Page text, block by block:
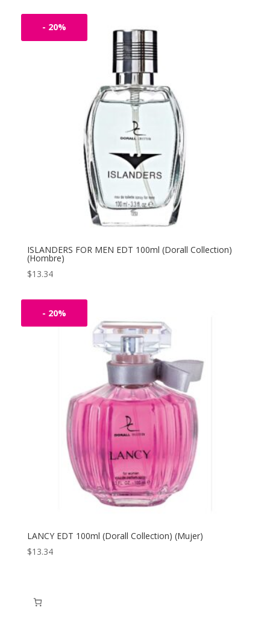
- 20%
ISLANDERS FOR MEN EDT 100ml (Dorall Collection)
(Hombre)
$13.34
- 20%
LANCY EDT 100ml (Dorall Collection) (Mujer)
$13.34